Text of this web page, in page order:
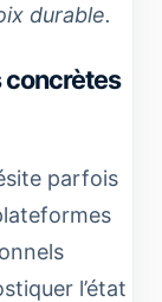
durable.
concrètes
parfois
l’état